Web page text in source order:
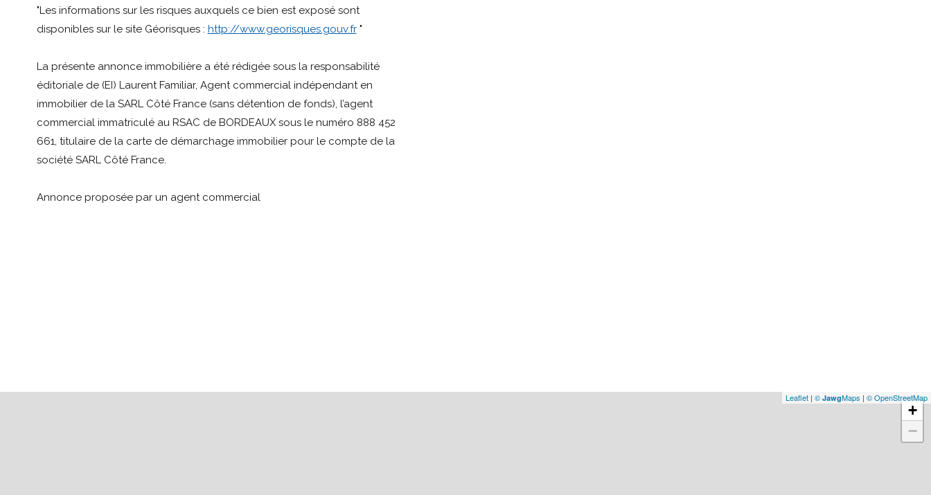
"Les informations sur les risques auxquels ce bien est exposé sont
disponibles sur le site Géorisques : http://www.georisques.gouv.fr"
La présente annonce immobilière a été rédigée sous la responsabilité
éditoriale de (EI) Laurent Familiar, Agent commercial indépendant en
immobilier de la SARL Côté France (sans détention de fonds), l’agent
commercial immatriculé au RSAC de BORDEAUX sous le numéro 888 452
661, titulaire de la carte de démarchage immobilier pour le compte de la
société SARL Côté France.
Annonce proposée par un agent commercial
+
−
Leaflet | © JawgMaps | © OpenStreetMap